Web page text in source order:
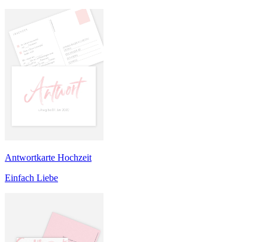
Antwortkarte Hochzeit
Einfach Liebe